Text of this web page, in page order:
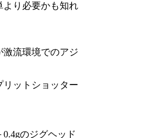
より必要かも知れ
激流環境でのアジ
リットショッター
のジグヘッド